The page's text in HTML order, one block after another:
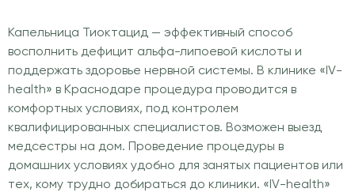
Капельница Тиоктацид — эффективный способ
восполнить дефицит альфа-липоевой кислоты и
поддержать здоровье нервной системы. В клинике «IV-
health» в Краснодаре процедура проводится в
комфортных условиях, под контролем
квалифицированных специалистов. Возможен выезд
медсестры на дом. Проведение процедуры в
домашних условиях удобно для занятых пациентов или
тех, кому трудно добираться до клиники. «IV-health»